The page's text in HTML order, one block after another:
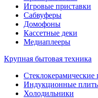
Игровые приставки
Сабвуферы
Домофоны
Кассетные деки
Медиаплееры
Крупная бытовая техника
Стеклокерамические
Индукционные
Холодильники